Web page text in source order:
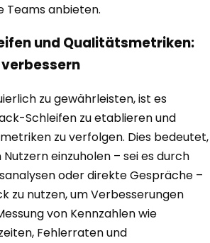
Teams anbieten.
und Qualitätsmetriken:
verbessern
zu gewährleisten, ist es
Schleifen zu etablieren und
zu verfolgen. Dies bedeutet,
einzuholen – sei es durch
oder direkte Gespräche –
zu nutzen, um Verbesserungen
von Kennzahlen wie
Fehlerraten und